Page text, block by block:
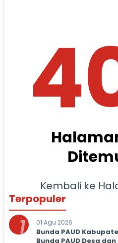
Kembali ke
Terpopuler
1 01 Agu 2026
Bunda PAUD
Bunda PAUD Desa